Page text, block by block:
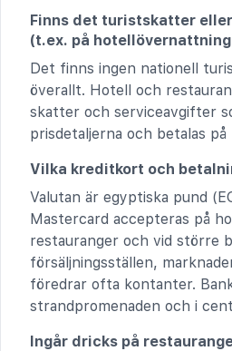
Finns det turistskatter
(t.ex. på
Det finns ingen nationell
överallt. Hotell och
skatter och serviceavgifter
prisdetaljerna och betalas
Vilka kreditkort och
Valutan är egyptiska pund
Mastercard accepteras på
restauranger och vid större
försäljningsställen,
föredrar ofta kontanter.
strandpromenaden och i
Ingår dricks på